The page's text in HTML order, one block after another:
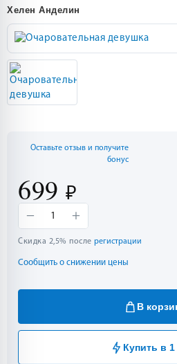
Хелен Анделин
Оставьте отзыв и получите
бонус
699 ₽
− 1 +
Скидка 2,5% после регистрации
Сообщить о снижении цены
В
Купить в 1